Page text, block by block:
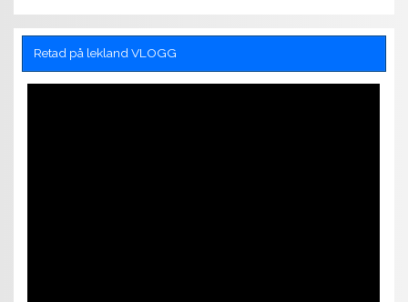
Retad på lekland VLOGG